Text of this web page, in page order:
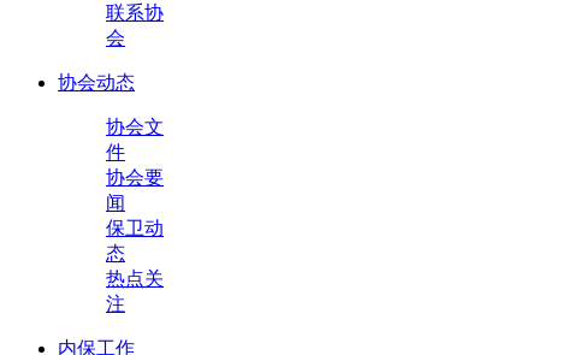
联系协
会
协会动态
协会文
件
协会要
闻
保卫动
态
热点关
注
内保工作